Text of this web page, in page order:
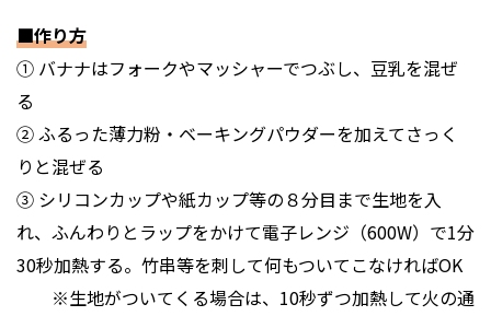
■作り方
① バナナはフォークやマッシャーでつぶし、豆乳を混ぜ
る
② ふるった薄力粉・ベーキングパウダーを加えてさっく
りと混ぜる
③ シリコンカップや紙カップ等の８分目まで生地を入
れ、ふんわりとラップをかけて電子レンジ（600W）で1分
30秒加熱する。竹串等を刺して何もついてこなければOK
※生地がついてくる場合は、10秒ずつ加熱して火の通